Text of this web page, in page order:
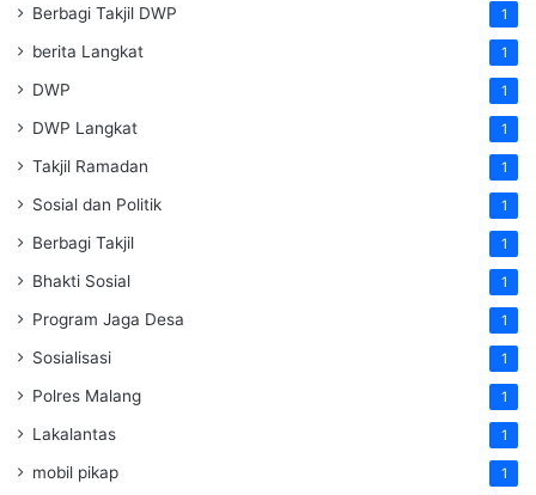
Berbagi Takjil DWP 1
berita Langkat 1
DWP 1
DWP Langkat 1
Takjil Ramadan 1
Sosial dan Politik 1
Berbagi Takjil 1
Bhakti Sosial 1
Program Jaga Desa 1
Sosialisasi 1
Polres Malang 1
Lakalantas 1
mobil pikap 1